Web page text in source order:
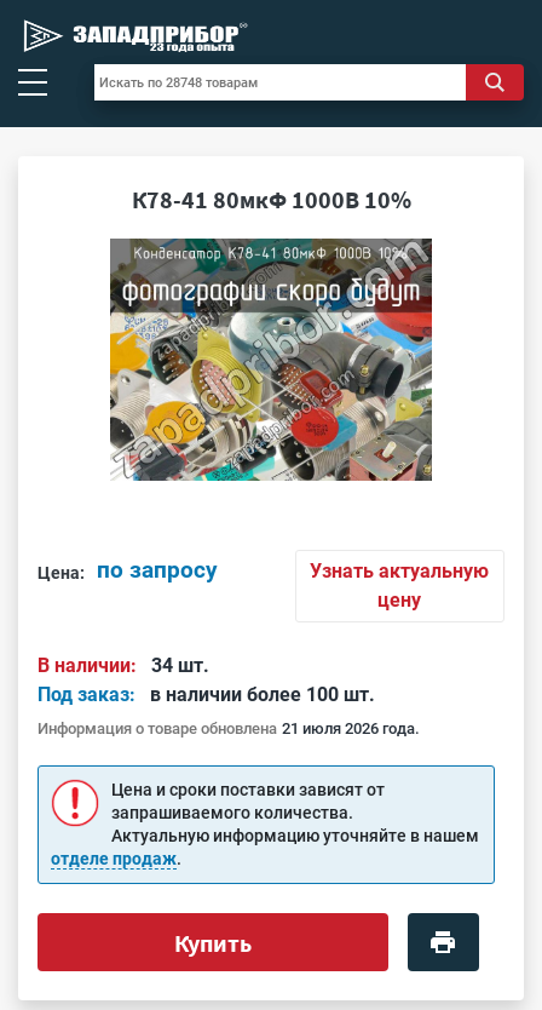
К78-41 80мкФ 1000В 10%
Цена: по запросу
Узнать актуальную
цену
В наличии:
34 шт.
Под заказ:
в наличии более 100 шт.
Информация о товаре обновлена 21 июля 2026 года.
Цена и сроки поставки зависят от
запрашиваемого количества.
Актуальную информацию уточняйте в нашем
отделе продаж.
Купить